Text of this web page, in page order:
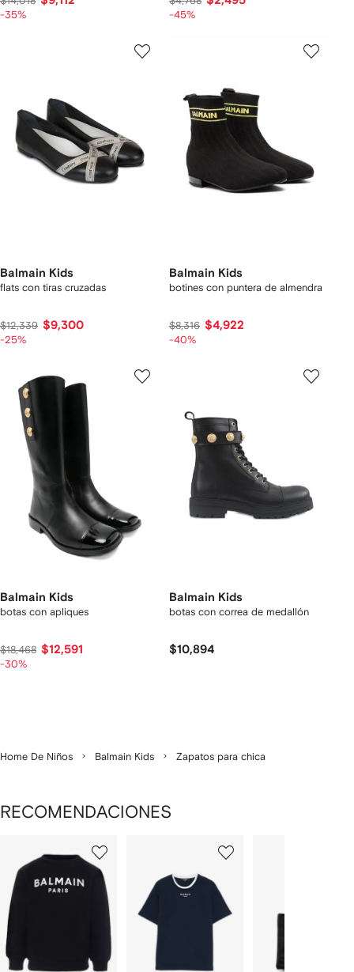
-35% -45%
Balmain Kids
flats con tiras cruzadas
$12,339 $9,300
-25%
Balmain Kids
botines con puntera de almendra
$8,316 $4,922
-40%
Balmain Kids
botas con apliques
$18,468 $12,591
-30%
Balmain Kids
botas con correa de medallón
$10,894
Home De Niños Balmain Kids Zapatos para chica
RECOMENDACIONES